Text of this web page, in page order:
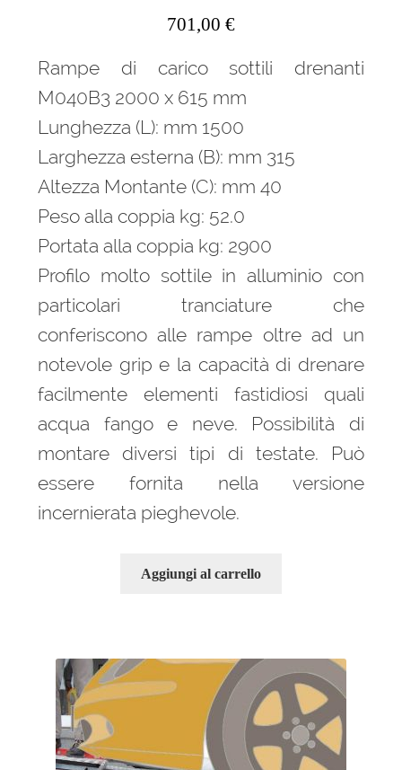
701,00 €
Rampe di carico sottili drenanti
M040B3 2000 x 615 mm
Lunghezza (L): mm 1500
Larghezza esterna (B): mm 315
Altezza Montante (C): mm 40
Peso alla coppia kg: 52.0
Portata alla coppia kg: 2900
Profilo molto sottile in alluminio con
particolari tranciature che
conferiscono alle rampe oltre ad un
notevole grip e la capacità di drenare
facilmente elementi fastidiosi quali
acqua fango e neve. Possibilità di
montare diversi tipi di testate. Può
essere fornita nella versione
incernierata pieghevole.
Aggiungi al carrello